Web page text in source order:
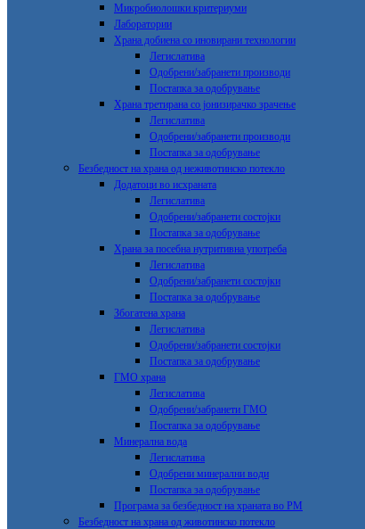
Микробиолошки критериуми
Лаборатории
Храна добиена со иновирани технологии
Легислатива
Одобрени/забранети производи
Постапка за одобрување
Храна третирана со јонизирачко зрачење
Легислатива
Одобрени/забранети производи
Постапка за одобрување
Безбедност на храна од неживотинско потекло
Додатоци во исхраната
Легислатива
Одобрени/забранети состојки
Постапка за одобрување
Храна за посебна нутритивна употреба
Легислатива
Одобрени/забранети состојки
Постапка за одобрување
Збогатена храна
Легислатива
Одобрени/забранети состојки
Постапка за одобрување
ГМО храна
Легислатива
Одобрени/забранети ГМО
Постапка за одобрување
Минерална вода
Легислатива
Одобрени минерални води
Постапка за одобрување
Програма за безбедност на храната во РМ
Безбедност на храна од животинско потекло